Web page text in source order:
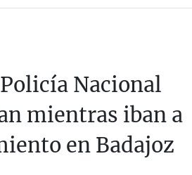
Nacional
mientras iban a
en Badajoz